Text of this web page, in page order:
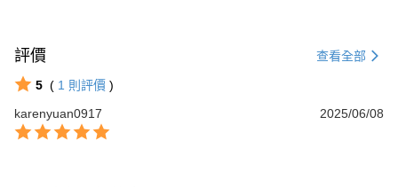
評價 查看全部
5 ( 1 則評價 )
karenyuan0917
2025/06/08